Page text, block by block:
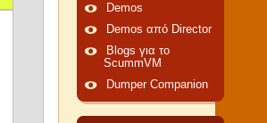
Demos
Demos από Director
Blogs για το
ScummVM
Dumper Companion